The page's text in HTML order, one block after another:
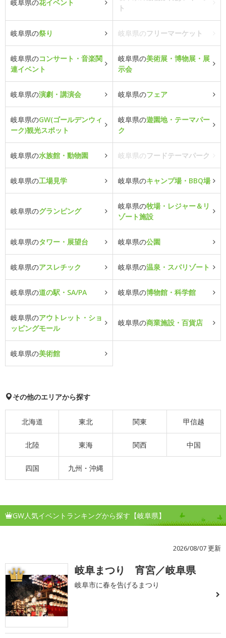
岐阜県の花イベント
ト
岐阜県の祭り 岐阜県のフリーマーケット
岐阜県のコンサート・音楽関
連イベント
岐阜県の美術展・博物展・展
示会
岐阜県の演劇・講演会 岐阜県のフェア
岐阜県のGW(ゴールデンウィ
ーク)観光スポット
岐阜県の遊園地・テーマパー
ク
岐阜県の水族館・動物園 岐阜県のフードテーマパーク
岐阜県の工場見学 岐阜県のキャンプ場・BBQ場
岐阜県のグランピング
岐阜県の牧場・レジャー＆リ
ゾート施設
岐阜県のタワー・展望台 岐阜県の公園
岐阜県のアスレチック 岐阜県の温泉・スパリゾート
岐阜県の道の駅・SA/PA 岐阜県の博物館・科学館
岐阜県のアウトレット・ショ
ッピングモール
岐阜県の商業施設・百貨店
岐阜県の美術館
その他のエリアから探す
北海道 東北 関東 甲信越
北陸 東海 関西 中国
四国 九州・沖縄
GW人気イベントランキングから探す【岐阜県】
2026/08/07 更新
1 岐阜まつり 宵宮／岐阜県
岐阜市に春を告げるまつり